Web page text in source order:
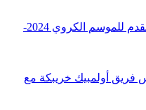
افتتاح التسجيل بمدرسة كرة القدم للموسم الكروي 2024-
فريق أولمبيك خريبكة مع